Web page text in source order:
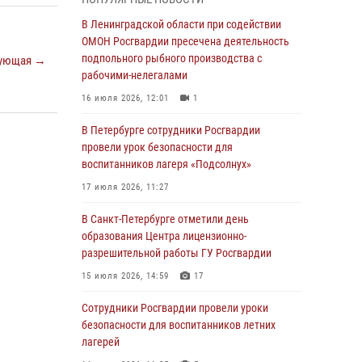
→
вернуться домой
03 августа 2026, 11:51
В Санкт-Петербурге при содействии СОБР
03 августа 2026, 10:15 1
Сотрудники ГУ Росгвардии приняли участие в
боевому самбо
03 августа 2026, 10:07 7 1
В Ленобласти сотрудники ОМОН Росгвардии
профилактического мероприятия
03 августа 2026, 09:16 5
В Петербурге сотрудники Росгвардии
В Ленинградской области при содействии
ОМОН Росгвардии пресечена деятельность
подпольного рыбного производства с
рабочими-нелегалами
16 июля 2026, 12:01 1
В Петербурге сотрудники Росгвардии
провели урок безопасности для
воспитанников лагеря «Подсолнух»
17 июля 2026, 11:27
В Санкт-Петербурге отметили день
образования Центра лицензионно-
разрешительной работы ГУ Росгвардии
15 июля 2026, 14:59 17
Сотрудники Росгвардии провели уроки
безопасности для воспитанников летних
лагерей